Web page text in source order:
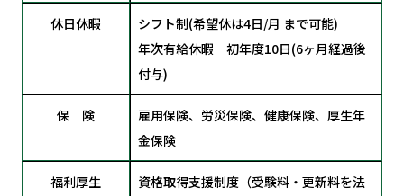
休日休暇
シフト制(希望休は4日/月 まで可能)
年次有給休暇 初年度10日(6ヶ月経過後
付与)
保 険
雇用保険、労災保険、健康保険、厚生年
金保険
福利厚生
資格取得支援制度（受験料・更新料を法